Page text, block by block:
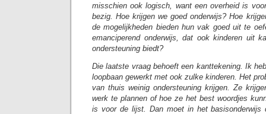
misschien ook logisch, want een overheid is
bezig. Hoe krijgen we goed onderwijs? Hoe
de mogelijkheden bieden hun vak goed uit te
emanciperend onderwijs, dat ook kinderen uit
ondersteuning biedt?
Die laatste vraag behoeft een kanttekening. Ik
loopbaan gewerkt met ook zulke kinderen. Het
van thuis weinig ondersteuning krijgen. Ze
werk te plannen of hoe ze het best woordjes
is voor de lijst. Dan moet in het